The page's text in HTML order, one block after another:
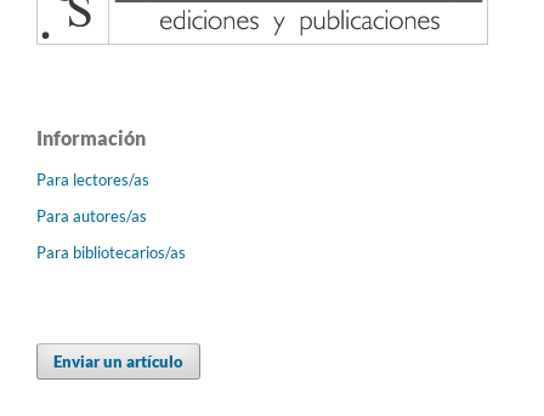
Información
Para lectores/as
Para autores/as
Para bibliotecarios/as
Enviar un artículo